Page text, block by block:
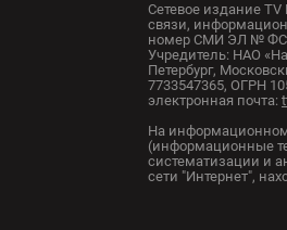
Сетевое издание
связи,
номер СМИ ЭЛ № ФС
Учредитель: НАО
Петербург,
7733547365, ОГРН
электронная почта:
На
(информационные
систематизации и
сети "Интернет",